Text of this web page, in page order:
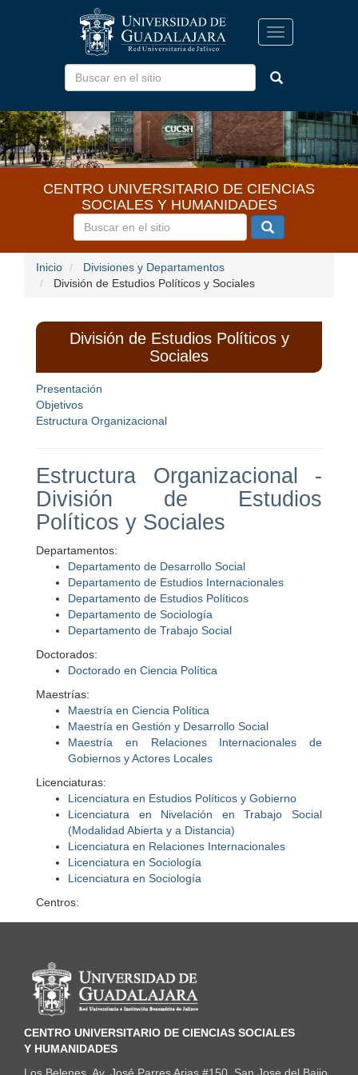
Toggle
navigation
CENTRO UNIVERSITARIO DE CIENCIAS
SOCIALES Y HUMANIDADES
Inicio
Divisiones y Departamentos
División de Estudios Políticos y Sociales
Estructura Organizacional -
División de Estudios
Políticos y Sociales
Departamentos:
Departamento de Desarrollo Social
Departamento de Estudios Internacionales
Departamento de Estudios Políticos
Departamento de Sociología
Departamento de Trabajo Social
Doctorados:
Doctorado en Ciencia Política
Maestrías:
Maestría en Ciencia Política
Maestría en Gestión y Desarrollo Social
Maestría en Relaciones Internacionales de
Gobiernos y Actores Locales
Licenciaturas:
Licenciatura en Estudios Políticos y Gobierno
Licenciatura en Nivelación en Trabajo Social
(Modalidad Abierta y a Distancia)
Licenciatura en Relaciones Internacionales
Licenciatura en Sociología
Licenciatura en Sociología
Centros:
División de Estudios Políticos y
Sociales
Presentación
Objetivos
Estructura Organizacional
Información del portal
CENTRO UNIVERSITARIO DE CIENCIAS SOCIALES
Y HUMANIDADES